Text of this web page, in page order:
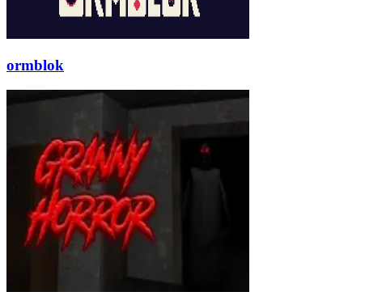
ormblok